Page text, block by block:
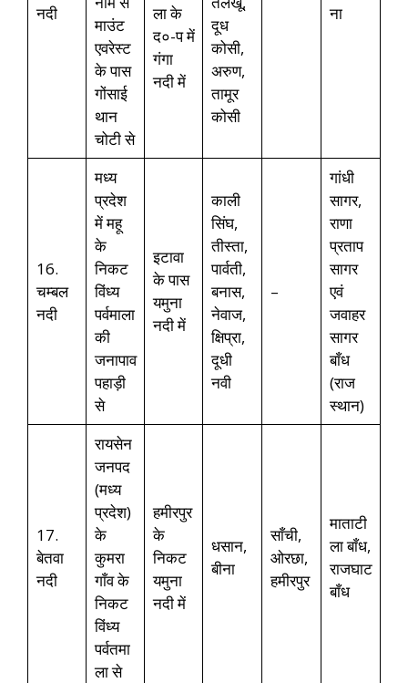
नदी
माउंट
एवरेस्ट
के पास
गोंसाई
थान
चोटी से
ला के
द०-प में
गंगा
नदी में
दूध
कोसी,
अरुण,
तामूर
कोसी
ना
16.
चम्बल
नदी
मध्य
प्रदेश
में महू
के
निकट
विंध्य
पर्वमाला
की
जनापाव
पहाड़ी
से
इटावा
के पास
यमुना
नदी में
काली
सिंघ,
तीस्ता,
पार्वती,
बनास,
नेवाज,
क्षिप्रा,
दूधी
नवी
–
गांधी
सागर,
राणा
प्रताप
सागर
एवं
जवाहर
सागर
बाँध
(राज
स्थान)
17.
बेतवा
नदी
रायसेन
जनपद
(मध्य
प्रदेश)
के
कुमरा
गाँव के
निकट
विंध्य
पर्वतमा
ला से
हमीरपुर
के
निकट
यमुना
नदी में
धसान,
बीना
साँची,
ओरछा,
हमीरपुर
माताटी
ला बाँध,
राजघाट
बाँध